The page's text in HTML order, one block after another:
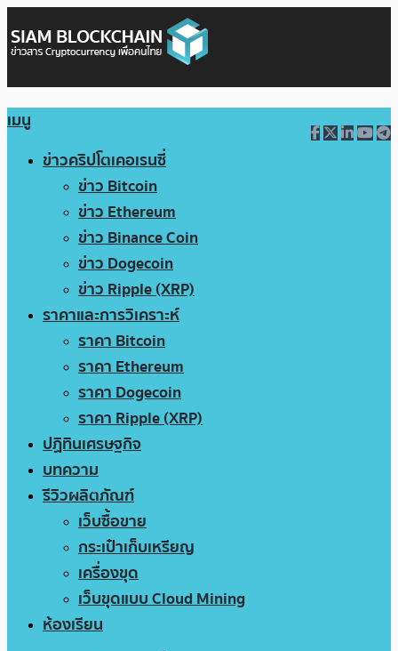
เมนู
ข่าวคริปโตเคอเรนซี่
ข่าว Bitcoin
ข่าว Ethereum
ข่าว Binance Coin
ข่าว Dogecoin
ข่าว Ripple (XRP)
ราคาและการวิเคราะห์
ราคา Bitcoin
ราคา Ethereum
ราคา Dogecoin
ราคา Ripple (XRP)
ปฏิทินเศรษฐกิจ
บทความ
รีวิวผลิตภัณฑ์
เว็บซื้อขาย
กระเป๋าเก็บเหรียญ
เครื่องขุด
เว็บขุดแบบ Cloud Mining
ห้องเรียน